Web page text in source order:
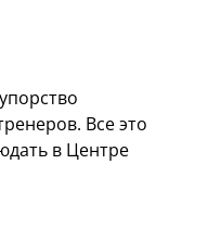
Все это
в Центре